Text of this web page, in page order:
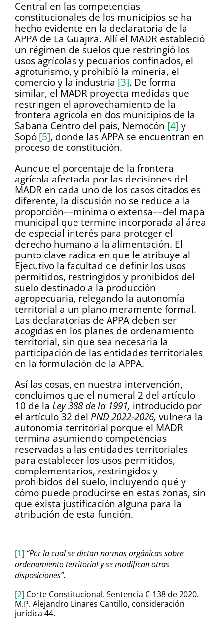
Central en las competencias
constitucionales de los municipios se ha
hecho evidente en la declaratoria de la
APPA de La Guajira. Allí el MADR estableció
un régimen de suelos que restringió los
usos agrícolas y pecuarios confinados, el
agroturismo, y prohibió la minería, el
comercio y la industria [3]. De forma
similar, el MADR proyecta medidas que
restringen el aprovechamiento de la
frontera agrícola en dos municipios de la
Sabana Centro del país, Nemocón [4] y
Sopó [5], donde las APPA se encuentran en
proceso de constitución.
Aunque el porcentaje de la frontera
agrícola afectada por las decisiones del
MADR en cada uno de los casos citados es
diferente, la discusión no se reduce a la
proporción––mínima o extensa––del mapa
municipal que termine incorporada al área
de especial interés para proteger el
derecho humano a la alimentación. El
punto clave radica en que le atribuye al
Ejecutivo la facultad de definir los usos
permitidos, restringidos y prohibidos del
suelo destinado a la producción
agropecuaria, relegando la autonomía
territorial a un plano meramente formal.
Las declaratorias de APPA deben ser
acogidas en los planes de ordenamiento
territorial, sin que sea necesaria la
participación de las entidades territoriales
en la formulación de la APPA.
Así las cosas, en nuestra intervención,
concluimos que el numeral 2 del artículo
10 de la Ley 388 de la 1991, introducido por
el artículo 32 del PND 2022-2026, vulnera la
autonomía territorial porque el MADR
termina asumiendo competencias
reservadas a las entidades territoriales
para establecer los usos permitidos,
complementarios, restringidos y
prohibidos del suelo, incluyendo qué y
cómo puede producirse en estas zonas, sin
que exista justificación alguna para la
atribución de esta función.
[1] “Por la cual se dictan normas orgánicas sobre
ordenamiento territorial y se modifican otras
disposiciones”.
[2] Corte Constitucional. Sentencia C-138 de 2020.
M.P. Alejandro Linares Cantillo, consideración
jurídica 44.